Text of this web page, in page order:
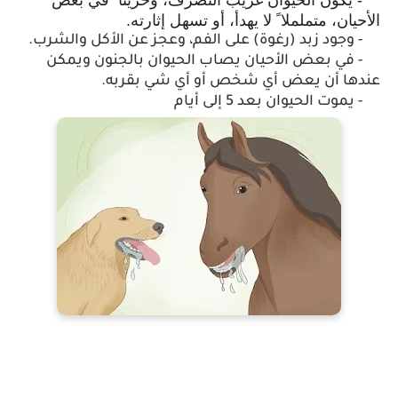
الأحيان، متململا ً لا يهدأ، أو تسهل إثارته.
- وجود زبد (رغوة) على الفم، وعجز عن الأكل والشرب.
- في بعض الأحيان يصاب الحيوان بالجنون ويمكن
عندها أن يعض أي شخص أو أي شي بقربه.
- يموت الحيوان بعد 5 إلى أيام